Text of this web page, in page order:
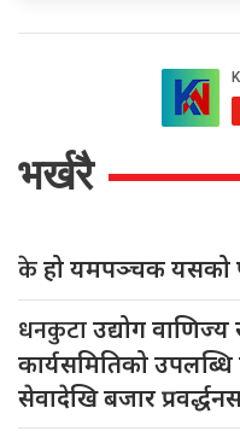
भर्खरै
केहो यमपञ्चक यसको
धनकुटाउद्योग
कार्यसमितिको उपलब्धि
सेवादेखि बजार